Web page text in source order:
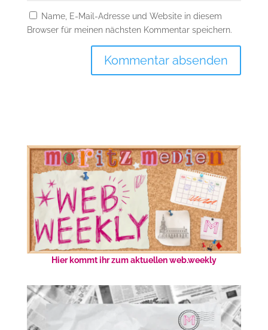
Name, E-Mail-Adresse und Website in diesem
Browser für meinen nächsten Kommentar speichern.
Hier kommt ihr zum aktuellen web.weekly